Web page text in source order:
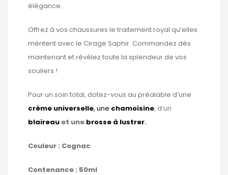
élégance.
Offrez à vos chaussures le traitement royal qu’elles
méritent avec le Cirage Saphir. Commandez dès
maintenant et révélez toute la splendeur de vos
souliers !
Pour un soin total, dotez-vous au préalable d’une
crème universelle, une chamoisine, d’un
blaireau et une brosse à lustrer.
Couleur : Cognac
Contenance : 50ml